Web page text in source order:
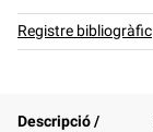
Registre bibliogràfic
Descripció /